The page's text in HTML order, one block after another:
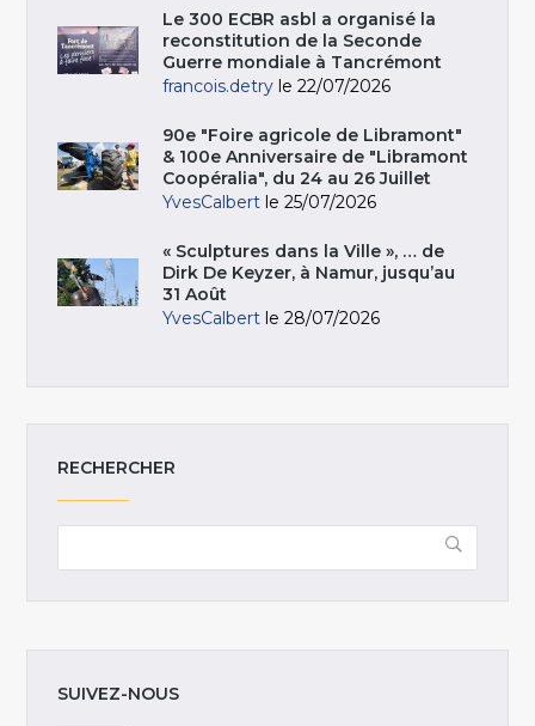
Le 300 ECBR asbl a organisé la
reconstitution de la Seconde
Guerre mondiale à Tancrémont
francois.detry le 22/07/2026
90e "Foire agricole de Libramont"
& 100e Anniversaire de "Libramont
Coopéralia", du 24 au 26 Juillet
YvesCalbert le 25/07/2026
« Sculptures dans la Ville », … de
Dirk De Keyzer, à Namur, jusqu’au
31 Août
YvesCalbert le 28/07/2026
RECHERCHER
SUIVEZ-NOUS